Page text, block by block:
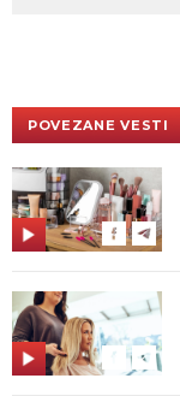
POVEZANE VESTI